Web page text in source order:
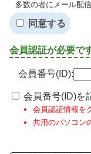
多数の者にメール配
同意する
会員認証が必要で
会員番号(ID):
会員番号(ID)を
会員認証情報を
共用のパソコン